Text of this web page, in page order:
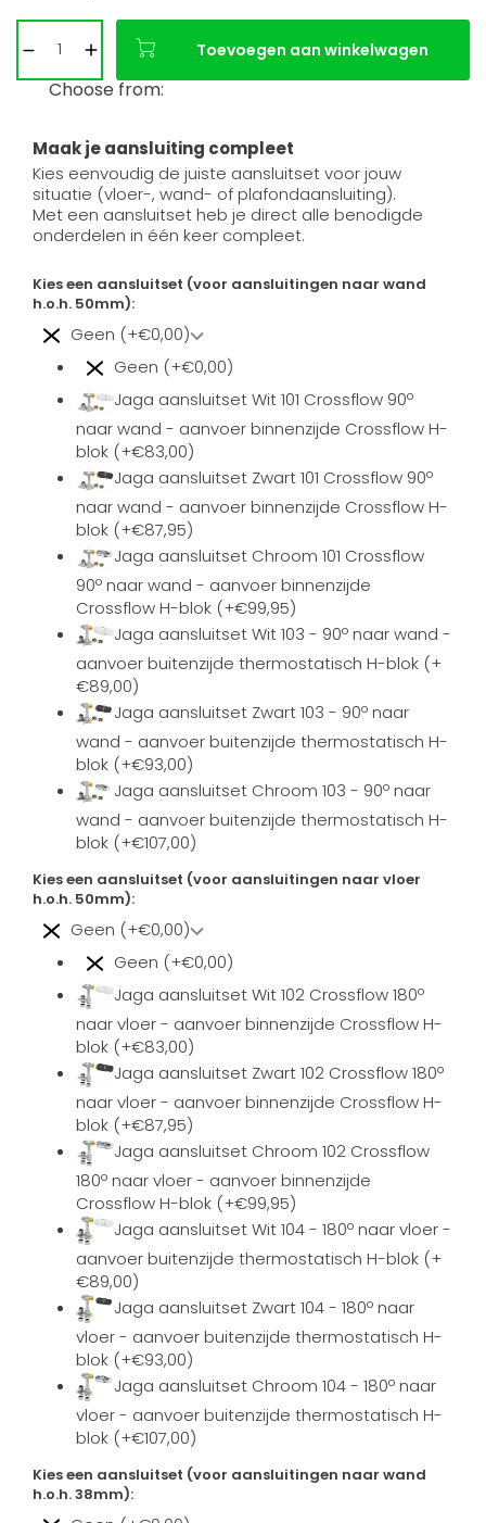
Toevoegen aan winkelwagen
Choose from:
Maak je aansluiting compleet
Kies eenvoudig de juiste aansluitset voor jouw
situatie (vloer-, wand- of plafondaansluiting).
Met een aansluitset heb je direct alle benodigde
onderdelen in één keer compleet.
Kies een aansluitset (voor aansluitingen naar wand
h.o.h. 50mm):
Geen (+€0,00)
Geen (+€0,00)
Jaga aansluitset Wit 101 Crossflow 90º
naar wand - aanvoer binnenzijde Crossflow H-
blok (+€83,00)
Jaga aansluitset Zwart 101 Crossflow 90º
naar wand - aanvoer binnenzijde Crossflow H-
blok (+€87,95)
Jaga aansluitset Chroom 101 Crossflow
90º naar wand - aanvoer binnenzijde
Crossflow H-blok (+€99,95)
Jaga aansluitset Wit 103 - 90º naar wand -
aanvoer buitenzijde thermostatisch H-blok (+
€89,00)
Jaga aansluitset Zwart 103 - 90º naar
wand - aanvoer buitenzijde thermostatisch H-
blok (+€93,00)
Jaga aansluitset Chroom 103 - 90º naar
wand - aanvoer buitenzijde thermostatisch H-
blok (+€107,00)
Kies een aansluitset (voor aansluitingen naar vloer
h.o.h. 50mm):
Geen (+€0,00)
Geen (+€0,00)
Jaga aansluitset Wit 102 Crossflow 180º
naar vloer - aanvoer binnenzijde Crossflow H-
blok (+€83,00)
Jaga aansluitset Zwart 102 Crossflow 180º
naar vloer - aanvoer binnenzijde Crossflow H-
blok (+€87,95)
Jaga aansluitset Chroom 102 Crossflow
180º naar vloer - aanvoer binnenzijde
Crossflow H-blok (+€99,95)
Jaga aansluitset Wit 104 - 180º naar vloer -
aanvoer buitenzijde thermostatisch H-blok (+
€89,00)
Jaga aansluitset Zwart 104 - 180º naar
vloer - aanvoer buitenzijde thermostatisch H-
blok (+€93,00)
Jaga aansluitset Chroom 104 - 180º naar
vloer - aanvoer buitenzijde thermostatisch H-
blok (+€107,00)
Kies een aansluitset (voor aansluitingen naar wand
h.o.h. 38mm):